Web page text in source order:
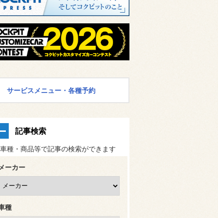
サービスメニュー・各種予約
記事検索
種・商品等で記事の検索ができます
ーカー
種